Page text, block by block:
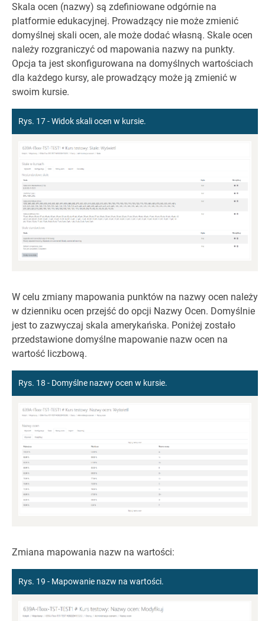
Skala ocen (nazwy) są zdefiniowane odgórnie na
platformie edukacyjnej. Prowadzący nie może zmienić
domyślnej skali ocen, ale może dodać własną. Skale ocen
należy rozgraniczyć od mapowania nazwy na punkty.
Opcja ta jest skonfigurowana na domyślnych wartościach
dla każdego kursy, ale prowadzący może ją zmienić w
swoim kursie.
Rys. 17 - Widok skali ocen w kursie.
W celu zmiany mapowania punktów na nazwy ocen należy
w dzienniku ocen przejść do opcji Nazwy Ocen. Domyślnie
jest to zazwyczaj skala amerykańska. Poniżej zostało
przedstawione domyślne mapowanie nazw ocen na
wartość liczbową.
Rys. 18 - Domyślne nazwy ocen w kursie.
Zmiana mapowania nazw na wartości:
Rys. 19 - Mapowanie nazw na wartości.